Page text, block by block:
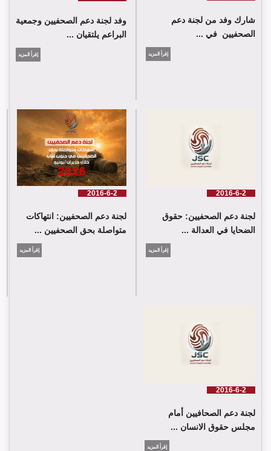
اللجنة كلمة باسم جمعية البراعم للعمل الاجتماعي
شارك وفد من لجنة دعم
الصحفيين في ...
إقرأ المزيد
وفد لجنة دعم الصحفيين وجمعية
البراعم يلتقيان ...
إقرأ المزيد
2016-6-2
لجنة دعم الصحفيين: حقوق
الضحايا في العدالة ...
إقرأ المزيد
2016-6-2
لجنة دعم الصحفيين: انتهاكات
متواصلة بحق الصحفيين ...
إقرأ المزيد
2016-6-2
لجنة دعم الصحافيين أمام
مجلس حقوق الانسان ...
إقرأ المزيد